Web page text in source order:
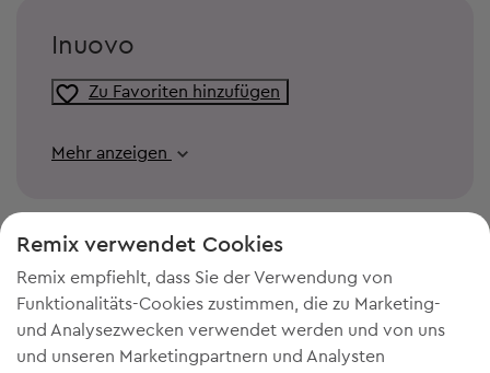
Inuovo
Zu Favoriten hinzufügen
Mehr anzeigen
Remix verwendet Cookies
Remix empfiehlt, dass Sie der Verwendung von
Funktionalitäts-Cookies zustimmen, die zu Marketing-
und Analysezwecken verwendet werden und von uns
und unseren Marketingpartnern und Analysten